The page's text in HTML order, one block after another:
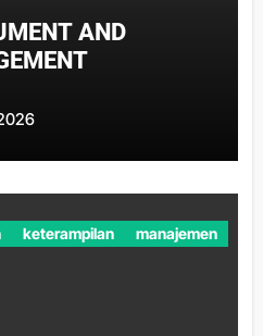
AND
keterampilan manajemen